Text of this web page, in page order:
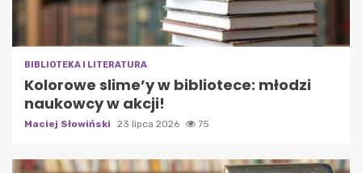
BIBLIOTEKA I LITERATURA
Kolorowe slime’y w bibliotece: młodzi
naukowcy w akcji!
Maciej Słowiński 23 lipca 2026 75